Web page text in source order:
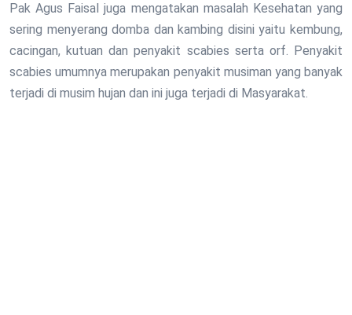
Pak Agus Faisal juga mengatakan masalah Kesehatan yang
sering menyerang domba dan kambing disini yaitu kembung,
cacingan, kutuan dan penyakit scabies serta orf. Penyakit
scabies umumnya merupakan penyakit musiman yang banyak
terjadi di musim hujan dan ini juga terjadi di Masyarakat.